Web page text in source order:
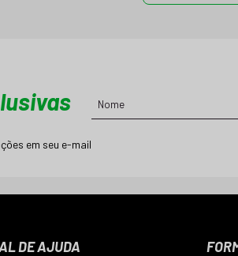
em seu e-mail
DE AJUDA